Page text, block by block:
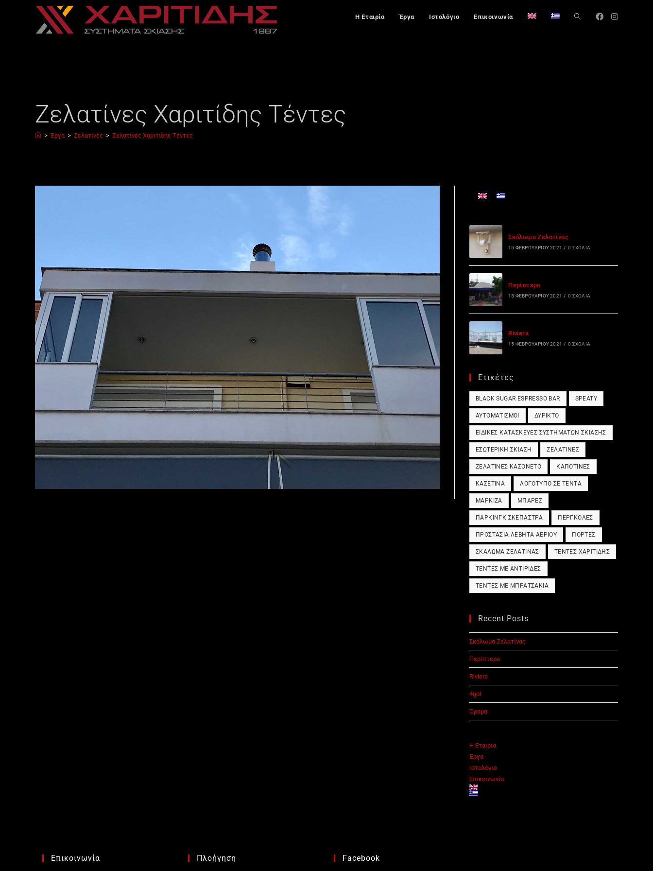
Η Εταιρία Έργα Ιστολόγιο Επικοινωνία
Ζελατίνες Χαριτίδης Τέντες
> Έργα > Ζελατίνες > Ζελατίνες Χαριτίδης Τέντες
Σκάλωμα Ζελατίνας
15 ΦΕΒΡΟΥΑΡΊΟΥ 2021 / 0 ΣΧΌΛΙΑ
Περίπτερο
15 ΦΕΒΡΟΥΑΡΊΟΥ 2021 / 0 ΣΧΌΛΙΑ
Riviera
15 ΦΕΒΡΟΥΑΡΊΟΥ 2021 / 0 ΣΧΌΛΙΑ
Ετικέτες
BLACK SUGAR ESPRESSO BAR SPEATY
ΑΥΤΟΜΑΤΙΣΜΟΊ ΔΎΡΙΚΤΟ
ΕΙΔΙΚΈΣ ΚΑΤΑΣΚΕΥΈΣ ΣΥΣΤΗΜΆΤΩΝ ΣΚΊΑΣΗΣ
ΕΣΩΤΕΡΙΚΉ ΣΚΊΑΣΗ ΖΕΛΑΤΊΝΕΣ
ΖΕΛΑΤΊΝΕΣ ΚΑΣΟΝΈΤΟ ΚΑΠΟΤΊΝΕΣ
ΚΑΣΕΤΊΝΑ ΛΟΓΌΤΥΠΟ ΣΕ ΤΈΝΤΑ
ΜΑΡΚΊΖΑ ΜΠΆΡΕΣ
ΠΆΡΚΙΝΓΚ ΣΚΈΠΑΣΤΡΑ ΠΈΡΓΚΟΛΕΣ
ΠΡΟΣΤΑΣΊΑ ΛΈΒΗΤΑ ΑΕΡΊΟΥ ΠΌΡΤΕΣ
ΣΚΆΛΩΜΑ ΖΕΛΑΤΊΝΑΣ ΤΈΝΤΕΣ ΧΑΡΙΤΊΔΗΣ
ΤΈΝΤΕΣ ΜΕ ΑΝΤΙΡΊΔΕΣ
ΤΈΝΤΕΣ ΜΕ ΜΠΡΑΤΣΆΚΙΑ
Recent Posts
Σκάλωμα Ζελατίνας
Περίπτερο
Riviera
4got
Όραμα
Η Εταιρία
Έργα
Ιστολόγιο
Επικοινωνία
Επικοινωνία Πλοήγηση Facebook